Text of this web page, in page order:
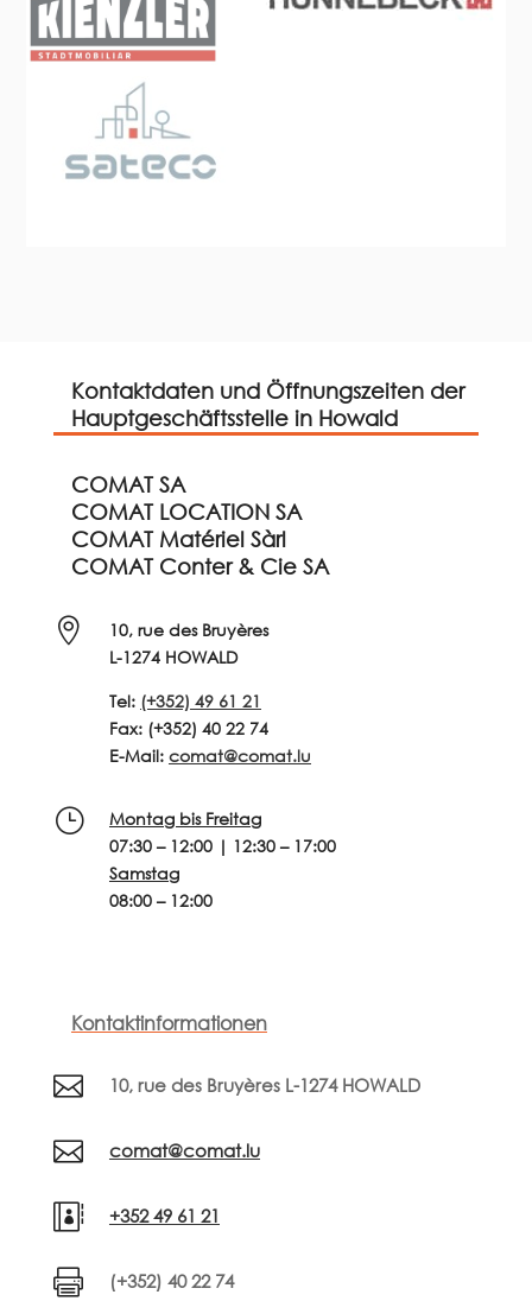
Kontaktdaten und Öffnungszeiten der
Hauptgeschäftsstelle in Howald
COMAT SA
COMAT LOCATION SA
COMAT Matériel Sàrl
COMAT Conter & Cie SA

10, rue des Bruyères
L-1274 HOWALD
Tel: (+352) 49 61 21
Fax: (+352) 40 22 74
E-Mail: comat@comat.lu
}
Montag bis Freitag
07:30 – 12:00 | 12:30 – 17:00
Samstag
08:00 – 12:00
Kontaktinformationen
 10, rue des Bruyères L-1274 HOWALD
 comat@comat.lu
 +352 49 61 21
 (+352) 40 22 74